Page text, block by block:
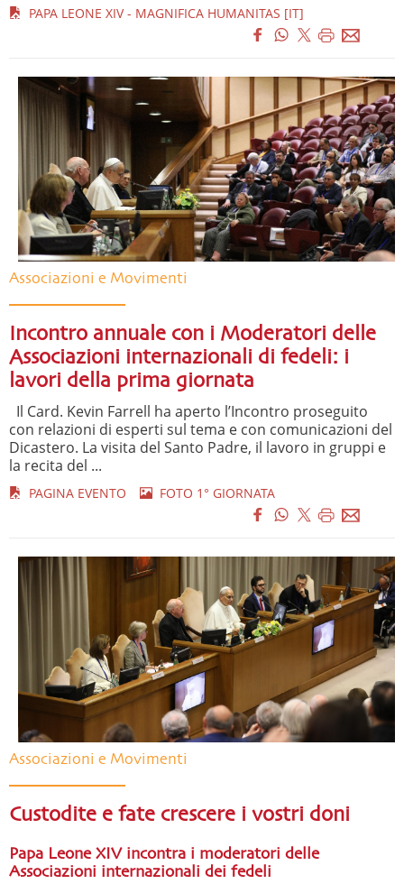
PAPA LEONE XIV - MAGNIFICA HUMANITAS [IT]
Associazioni e Movimenti
Incontro annuale con i Moderatori delle
Associazioni internazionali di fedeli: i
lavori della prima giornata
Il Card. Kevin Farrell ha aperto l’Incontro proseguito
con relazioni di esperti sul tema e con comunicazioni del
Dicastero. La visita del Santo Padre, il lavoro in gruppi e
la recita del ...
PAGINA EVENTO FOTO 1° GIORNATA
Associazioni e Movimenti
Custodite e fate crescere i vostri doni
Papa Leone XIV incontra i moderatori delle
Associazioni internazionali dei fedeli